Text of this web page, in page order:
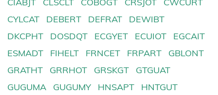
CYLCAT
DEBERT DEFRAT
DEWIBT
DKCPHT
DOSDQT ECGYET ECUIOT
EGCAIT
ESMADT
FIHELT FRNCET FRPART
GBLONT
GRATHT
GRRHOT GRSKGT
GTGUAT
GUGUMA
GUGUMY HNSAPT HNTGUT